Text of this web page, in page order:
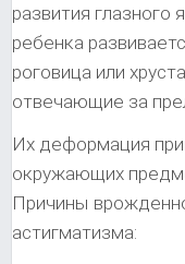
развития глазного
ребенка
роговица или
отвечающие за
Их деформация
окружающих
Причины
астигматизма: